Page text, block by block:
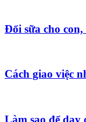
Đổi sữa cho
Cách giao việc
Làm sao để dạy